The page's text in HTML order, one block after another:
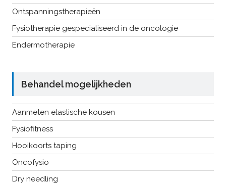
Ontspanningstherapieën
Fysiotherapie gespecialiseerd in de oncologie
Endermotherapie
Behandel mogelijkheden
Aanmeten elastische kousen
Fysiofitness
Hooikoorts taping
Oncofysio
Dry needling